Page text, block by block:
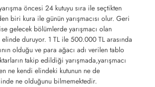
öncesi 24 kutuyu sıra ile seçtikten
biri kura ile günün yarışmacısı olur. Geri
gelecek bölümlerde yarışmacı olan
elinde duruyor. 1 TL ile 500.000 TL arasında
olduğu ve para ağacı adı verilen tablo
takip edildiği yarışmada,yarışmacı
ne kendi elindeki kutunun ne de
ne olduğunu bilmemektedir.